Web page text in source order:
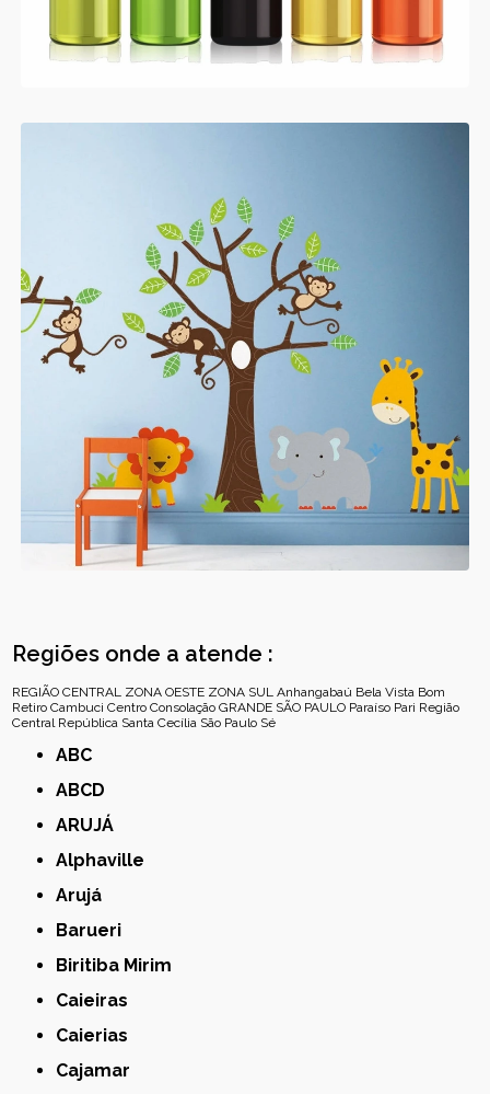
Regiões onde a atende :
REGIÃO CENTRAL ZONA OESTE ZONA SUL Anhangabaú Bela Vista Bom
Retiro Cambuci Centro Consolação GRANDE SÃO PAULO Paraíso Pari Região
Central República Santa Cecília São Paulo Sé
ABC
ABCD
ARUJÁ
Alphaville
Arujá
Barueri
Biritiba Mirim
Caieiras
Caierias
Cajamar